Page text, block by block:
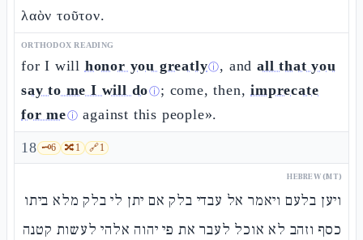
λαὸν τοῦτον.
ORTHODOX READING
for I will honor you greatlyⓘ, andall that you
say to me I will doⓘ; come, then,imprecate
for meⓘ against this people».
18 🗝️6 🔀1 🔗1
HEBREW (MT)
ויען בלעם ויאמר אל עבדי בלק אם יתן לי בלק מלא ביתו
כסף וזהב לא אוכל לעבר את פי יהוה אלהי לעשות קטנה